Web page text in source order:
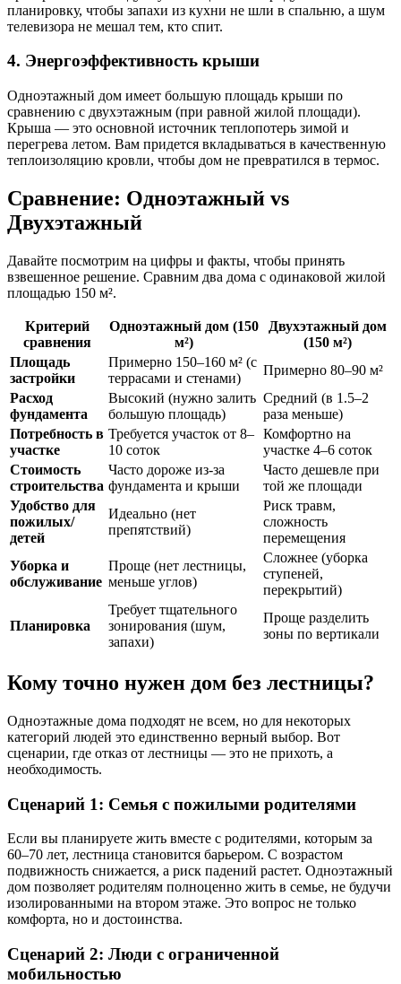
планировку, чтобы запахи из кухни не шли в спальню, а шум
телевизора не мешал тем, кто спит.
4. Энергоэффективность крыши
Одноэтажный дом имеет большую площадь крыши по
сравнению с двухэтажным (при равной жилой площади).
Крыша — это основной источник теплопотерь зимой и
перегрева летом. Вам придется вкладываться в качественную
теплоизоляцию кровли, чтобы дом не превратился в термос.
Сравнение: Одноэтажный vs
Двухэтажный
Давайте посмотрим на цифры и факты, чтобы принять
взвешенное решение. Сравним два дома с одинаковой жилой
площадью 150 м².
Критерий
сравнения
Одноэтажный дом (150
м²)
Двухэтажный дом
(150 м²)
Площадь
застройки
Примерно 150–160 м² (с
террасами и стенами)
Примерно 80–90 м²
Расход
фундамента
Высокий (нужно залить
большую площадь)
Средний (в 1.5–2
раза меньше)
Потребность в
участке
Требуется участок от 8–
10 соток
Комфортно на
участке 4–6 соток
Стоимость
строительства
Часто дороже из-за
фундамента и крыши
Часто дешевле при
той же площади
Удобство для
пожилых/
детей
Идеально (нет
препятствий)
Риск травм,
сложность
перемещения
Уборка и
обслуживание
Проще (нет лестницы,
меньше углов)
Сложнее (уборка
ступеней,
перекрытий)
Планировка
Требует тщательного
зонирования (шум,
запахи)
Проще разделить
зоны по вертикали
Кому точно нужен дом без лестницы?
Одноэтажные дома подходят не всем, но для некоторых
категорий людей это единственно верный выбор. Вот
сценарии, где отказ от лестницы — это не прихоть, а
необходимость.
Сценарий 1: Семья с пожилыми родителями
Если вы планируете жить вместе с родителями, которым за
60–70 лет, лестница становится барьером. С возрастом
подвижность снижается, а риск падений растет. Одноэтажный
дом позволяет родителям полноценно жить в семье, не будучи
изолированными на втором этаже. Это вопрос не только
комфорта, но и достоинства.
Сценарий 2: Люди с ограниченной
мобильностью